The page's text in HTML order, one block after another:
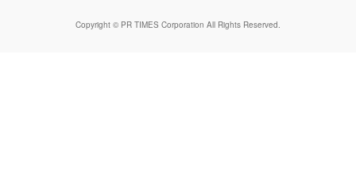
Copyright © PR TIMES Corporation All Rights Reserved.